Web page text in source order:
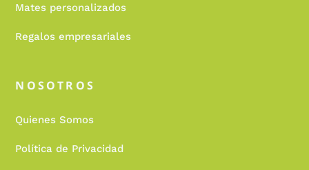
Mates personalizados
Regalos empresariales
NOSOTROS
Quienes Somos
Política de Privacidad